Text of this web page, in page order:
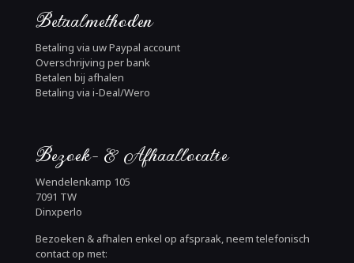
Betaalmethoden
Betaling via uw Paypal account
Overschrijving per bank
Betalen bij afhalen
Betaling via i-Deal/Wero
Bezoek- & Afhaallocatie
Wendelenkamp 105
7091 TW
Dinxperlo
Bezoeken & afhalen enkel op afspraak, neem telefonisch
contact op met: